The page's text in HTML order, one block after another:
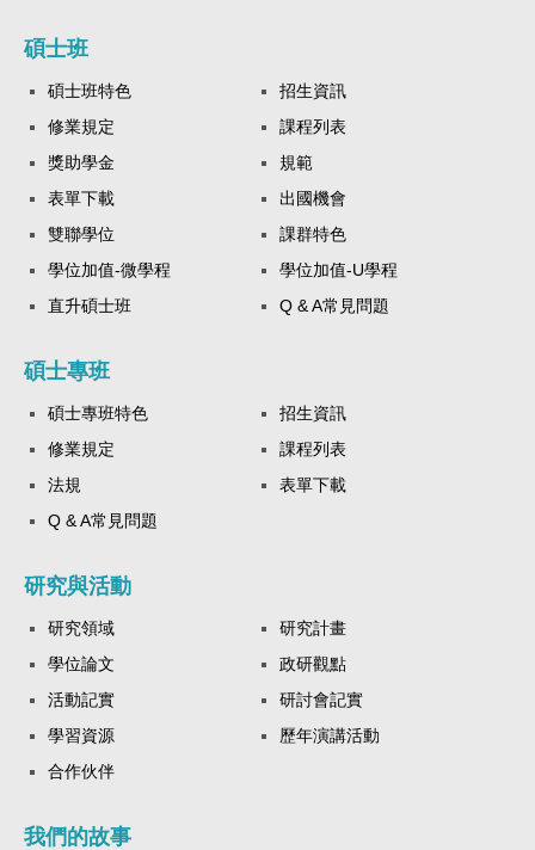
碩士班
碩士班特色
招生資訊
修業規定
課程列表
獎助學金
規範
表單下載
出國機會
雙聯學位
課群特色
學位加值-微學程
學位加值-U學程
直升碩士班
Q & A常見問題
碩士專班
碩士專班特色
招生資訊
修業規定
課程列表
法規
表單下載
Q & A常見問題
研究與活動
研究領域
研究計畫
學位論文
政研觀點
活動記實
研討會記實
學習資源
歷年演講活動
合作伙伴
我們的故事